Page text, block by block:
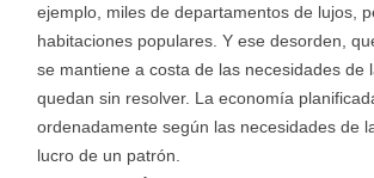
ejemplo, miles de departamentos de lujos,
habitaciones populares. Y ese desorden,
se mantiene a costa de las necesidades de
quedan sin resolver. La economía
ordenadamente según las necesidades de
lucro de un patrón.